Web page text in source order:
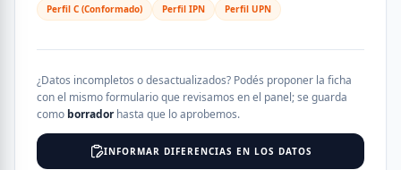
Perfil C (Conformado) Perfil IPN Perfil UPN
¿Datos incompletos o desactualizados? Podés proponer la ficha
con el mismo formulario que revisamos en el panel; se guarda
como borradorhasta que lo aprobemos.
INFORMAR DIFERENCIAS EN LOS DATOS